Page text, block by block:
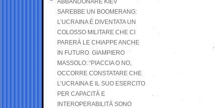
ABBANDONARE KIEV
SAREBBE UN BOOMERANG:
L’UCRAINA È DIVENTATA UN
COLOSSO MILITARE CHE CI
PARERÀ LE CHIAPPE ANCHE
IN FUTURO. GIAMPIERO
MASSOLO: “PIACCIA O NO,
OCCORRE CONSTATARE CHE
L’UCRAINA E IL SUO ESERCITO
PER CAPACITÀ E
INTEROPERABILITÀ SONO